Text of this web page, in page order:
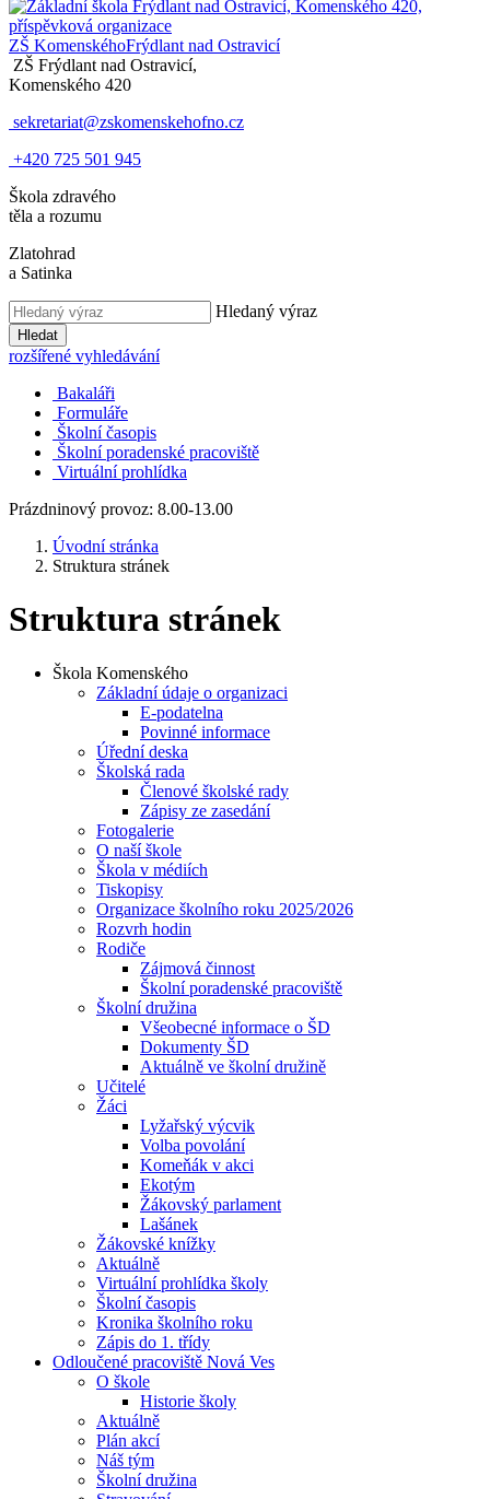
ZŠ KomenskéhoFrýdlant nad Ostravicí
ZŠ Frýdlant nad Ostravicí,
Komenského 420
sekretariat@zskomenskehofno.cz
+420 725 501 945
Škola zdravého
těla a rozumu
Zlatohrad
a Satinka
Hledaný výraz
Hledat
rozšířené vyhledávání
Bakaláři
Formuláře
Školní časopis
Školní poradenské pracoviště
Virtuální prohlídka
Prázdninový provoz: 8.00-13.00
Úvodní stránka
Struktura stránek
Struktura stránek
Škola Komenského
Základní údaje o organizaci
E-podatelna
Povinné informace
Úřední deska
Školská rada
Členové školské rady
Zápisy ze zasedání
Fotogalerie
O naší škole
Škola v médiích
Tiskopisy
Organizace školního roku 2025/2026
Rozvrh hodin
Rodiče
Zájmová činnost
Školní poradenské pracoviště
Školní družina
Všeobecné informace o ŠD
Dokumenty ŠD
Aktuálně ve školní družině
Učitelé
Žáci
Lyžařský výcvik
Volba povolání
Komeňák v akci
Ekotým
Žákovský parlament
Lašánek
Žákovské knížky
Aktuálně
Virtuální prohlídka školy
Školní časopis
Kronika školního roku
Zápis do 1. třídy
Odloučené pracoviště Nová Ves
O škole
Historie školy
Aktuálně
Plán akcí
Náš tým
Školní družina